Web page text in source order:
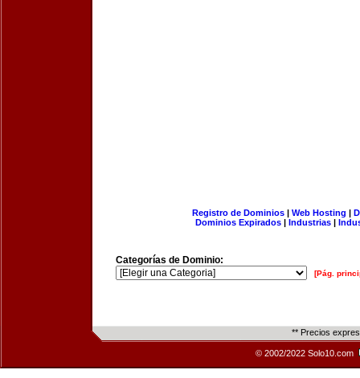
Registro de Dominios| Web Hosting |
Dominios Expirados | Industrias |
Categorías de Dominio:
[Pág.
** Precios
© 2002/2022 Solo10.com